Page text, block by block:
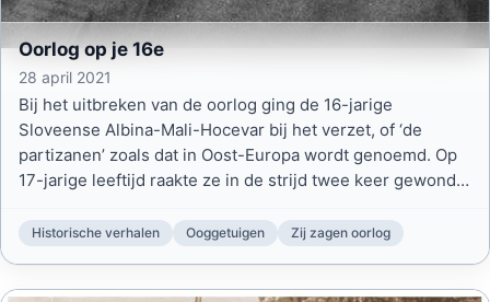
Oorlog op je 16e
28 april 2021
Bij het uitbreken van de oorlog ging de 16-jarige
Sloveense Albina-Mali-Hocevar bij het verzet, of ‘de
partizanen’ zoals dat in Oost-Europa wordt genoemd. Op
17-jarige leeftijd raakte ze in de strijd twee keer gewond,
Historische verhalen Ooggetuigen Zij zagen oorlog